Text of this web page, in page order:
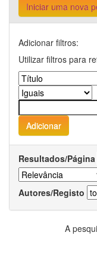
Iniciar uma nova
Adicionar filtros:
Utilizar filtros para
Resultados/Página
Autores/Registo
A